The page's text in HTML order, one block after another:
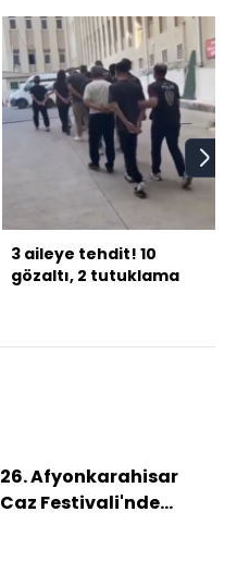
3 aileye tehdit! 10
gözaltı, 2 tutuklama
26. Afyonkarahisar
Caz Festivali'nde